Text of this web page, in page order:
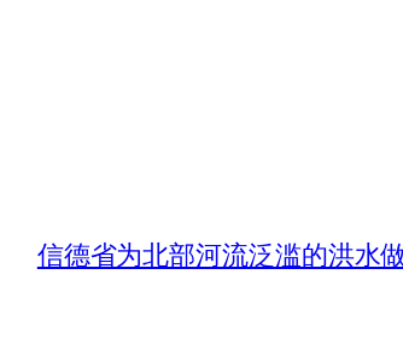
信德省为北部河流泛滥的洪水